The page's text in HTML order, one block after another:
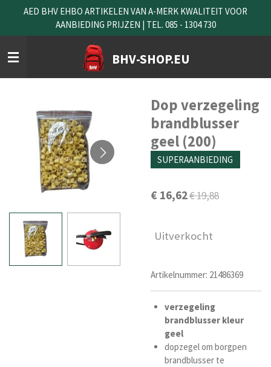
naar
de
hoofdinhoud
BHV-SHOP.EU
AED BHV EHBO ARTIKELEN VAN A-MERK KWALITEIT VOOR
AANBIEDING PRIJZEN | TEL. 085 - 1304 730
Dop verzegeling
brandblusser
geel (200)
SUPERAANBIEDING
€ 16,62€ 19,88
Uitverkocht
Artikelnummer: 21486369
verzegeling
brandblusser kleur
geel
dopzegel om borgpen
brandblusser te